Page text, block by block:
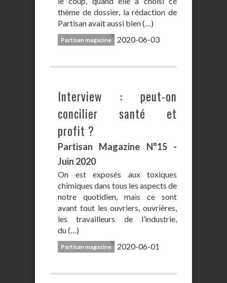
thème de dossier, la rédaction de
Partisan avait aussi bien (…)
Partisan magazine 2020-06-03
Interview : peut-on
concilier santé et
profit ?
Partisan Magazine N°15 -
Juin 2020
On est exposés aux toxiques
chimiques dans tous les aspects de
notre quotidien, mais ce sont
avant tout les ouvriers, ouvrières,
les travailleurs de l’industrie,
du (…)
Partisan magazine 2020-06-01